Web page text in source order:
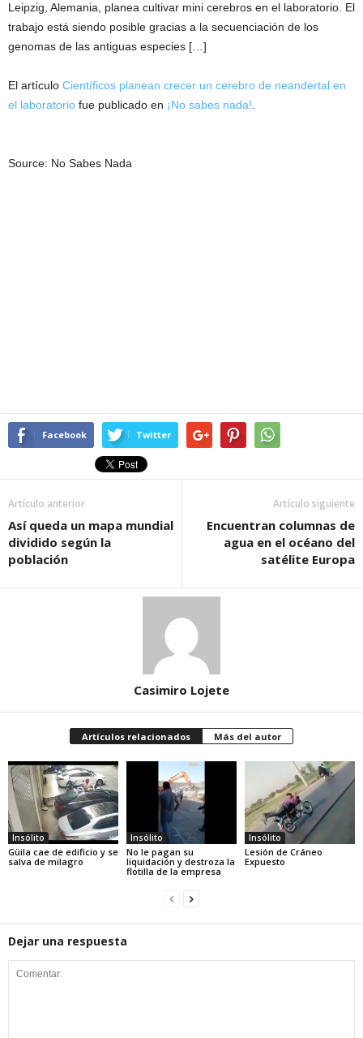
Leipzig, Alemania, planea cultivar mini cerebros en el laboratorio. El
trabajo está siendo posible gracias a la secuenciación de los
genomas de las antiguas especies […]
El artículo Científicos planean crecer un cerebro de neandertal en
el laboratorio fue publicado en ¡No sabes nada!
Source: No Sabes Nada
Facebook Twitter
Artículo anterior
Así queda un mapa mundial
dividido según la
población
Artículo siguiente
Encuentran columnas de
agua en el océano del
satélite Europa
Casimiro Lojete
Artículos relacionados Más del autor
Insólito
Güila cae de edificio y se
salva de milagro
Insólito
No le pagan su
liquidación y destroza la
flotilla de la empresa
Insólito
Lesión de Cráneo
Expuesto
Dejar una respuesta